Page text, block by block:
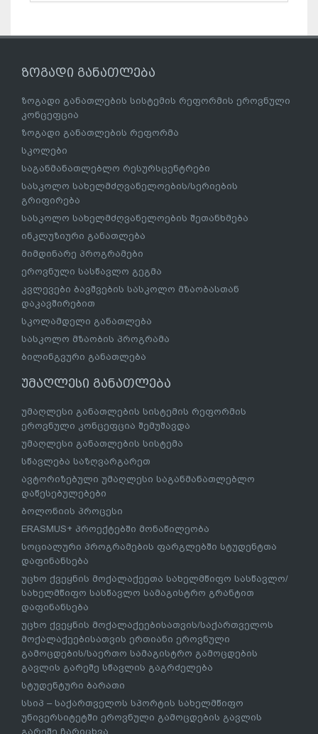
ზოგადი განათლება
ზოგადი განათლების სისტემის რეფორმის ეროვნული
კონცეფცია
ზოგადი განათლების რეფორმა
სკოლები
საგანმანათლებლო რესურსცენტრები
სასკოლო სახელმძღვანელოების/სერიების
გრიფირება
სასკოლო სახელმძღვანელოების შეთანხმება
ინკლუზიური განათლება
მიმდინარე პროგრამები
ეროვნული სასწავლო გეგმა
კვლევები ბავშვების სასკოლო მზაობასთან
დაკავშირებით
სკოლამდელი განათლება
სასკოლო მზაობის პროგრამა
ბილინგვური განათლება
უმაღლესი განათლება
უმაღლესი განათლების სისტემის რეფორმის
ეროვნული კონცეფცია შემუშავდა
უმაღლესი განათლების სისტემა
სწავლება საზღვარგარეთ
ავტორიზებული უმაღლესი საგანმანათლებლო
დაწესებულებები
ბოლონიის პროცესი
ERASMUS+ პროექტებში მონაწილეობა
სოციალური პროგრამების ფარგლებში სტუდენტთა
დაფინანსება
უცხო ქვეყნის მოქალაქეეთა სახელმწიფო სასწავლო/
სახელმწიფო სასწავლო სამაგისტრო გრანტით
დაფინანსება
უცხო ქვეყნის მოქალაქეებისათვის/საქართველოს
მოქალაქეებისათვის ერთიანი ეროვნული
გამოცდების/საერთო სამაგისტრო გამოცდების
გავლის გარეშე სწავლის გაგრძელება
სტუდენტური ბარათი
სსიპ – საქართველოს სპორტის სახელმწიფო
უნივერსიტეტში ეროვნული გამოცდების გავლის
გარეშე ჩარიცხვა